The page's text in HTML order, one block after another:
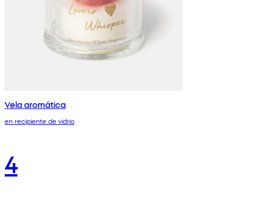
Vela aromática
en recipiente de vidrio
4